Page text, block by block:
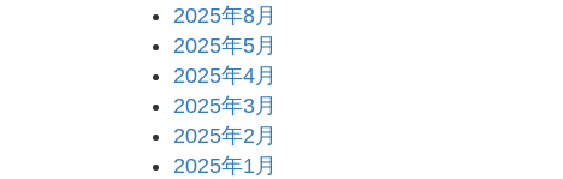
2025年8月
2025年5月
2025年4月
2025年3月
2025年2月
2025年1月